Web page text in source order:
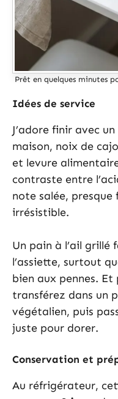
Prêt en quelques minutes
Idées de service
J’adore finir avec
maison, noix de
et levure
contraste entre
note salée,
irrésistible.
Un pain à l’ail
l’assiette, surtout
bien aux pennes.
transférez dans un
végétalien, puis
juste pour dorer.
Conservation et
Au réfrigérateur,